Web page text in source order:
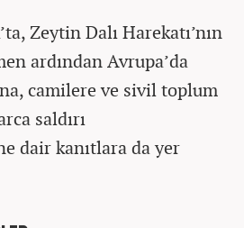
Zeytin Dalı Harekatı’nın
ardından Avrupa’da
camilere ve sivil toplum
saldırı
dair kanıtlara da yer